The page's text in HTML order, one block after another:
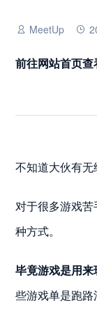
MeetUp
前往网站首页查
不知道大伙有
对于很多游戏
种方式。
毕竟游戏是用
些游戏单是跑路